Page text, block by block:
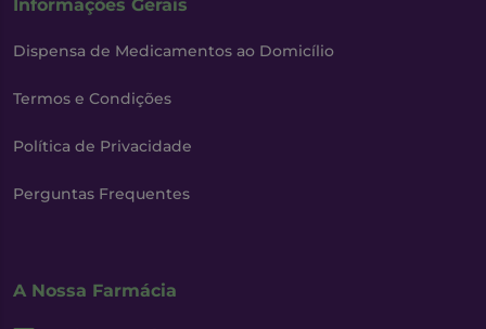
Informações Gerais
Dispensa de Medicamentos ao Domicílio
Termos e Condições
Política de Privacidade
Perguntas Frequentes
A Nossa Farmácia